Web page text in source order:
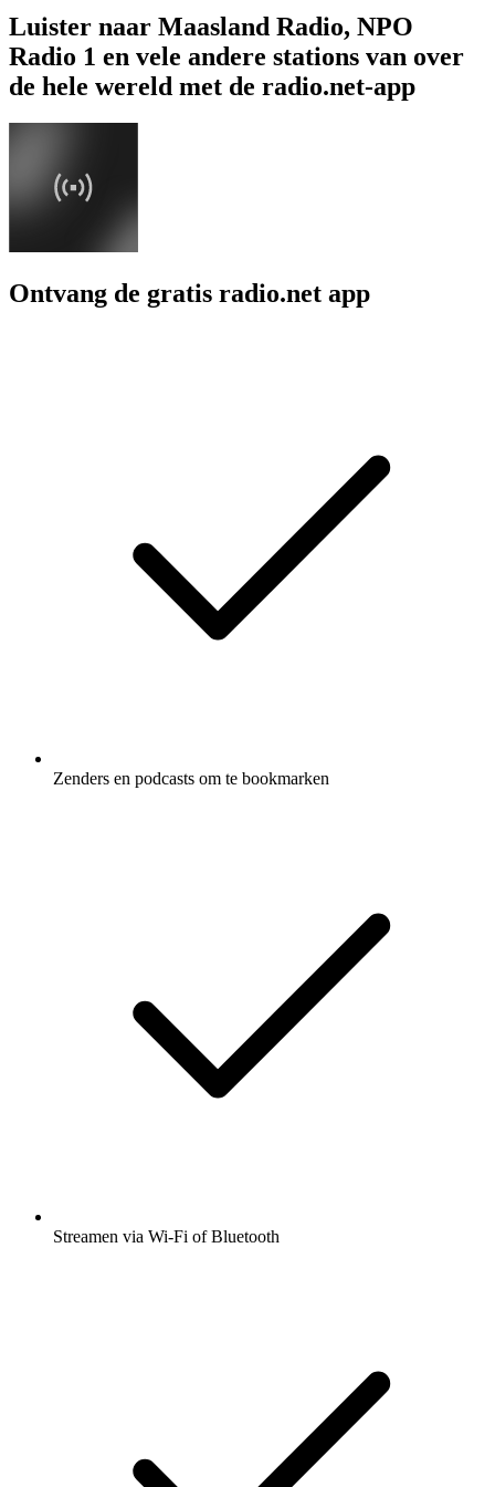
Luister naar Maasland Radio, NPO
Radio 1 en vele andere stations van over
de hele wereld met de radio.net-app
Ontvang de gratis radio.net app
Zenders en podcasts om te bookmarken
Streamen via Wi-Fi of Bluetooth